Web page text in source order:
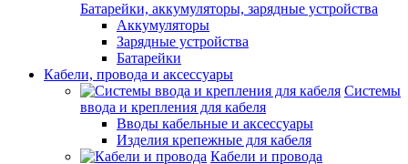
Батарейки, аккумуляторы, зарядные устройства
Аккумуляторы
Зарядные устройства
Батарейки
Кабели, провода и аксессуары
Системы
ввода и крепления для кабеля
Вводы кабельные и аксессуары
Изделия крепежные для кабеля
Кабели и провода